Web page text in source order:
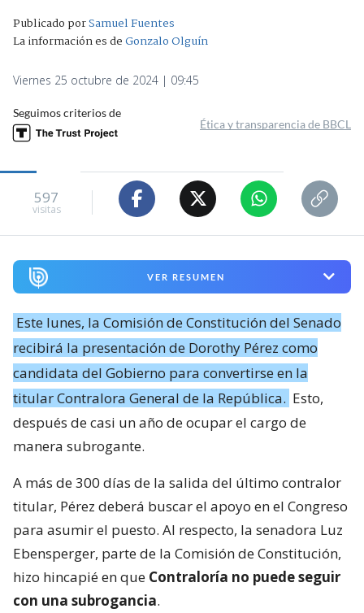
Publicado porSamuel Fuentes
La información es deGonzalo Olguín
Viernes 25 octubre de 2024 | 09:45
Seguimos criterios de
Ética y transparencia de BBCL
597
visitas
VER RESUMEN
Este lunes, la Comisión de Constitución del Senado
recibirá la presentación de Dorothy Pérez como
candidata del Gobierno para convertirse en la
titular Contralora General de la República. Esto,
después de casi un año de ocupar el cargo de
manera subrogante.
A más de 300 días de la salida del último contralor
titular, Pérez deberá buscar el apoyo en el Congreso
para asumir el puesto. Al respecto, la senadora Luz
Ebensperger, parte de la Comisión de Constitución,
hizo hincapié en que Contraloría no puede seguir
con una subrogancia.